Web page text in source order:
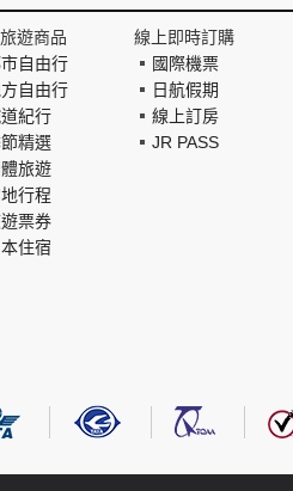
遊商品
自由行
自由行
紀行
精選
旅遊
行程
票券
本住宿
線上即時訂購
國際機票
日航假期
線上訂房
JR PASS